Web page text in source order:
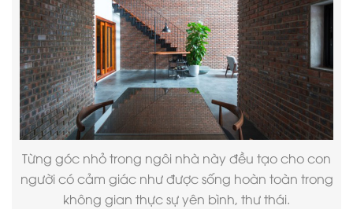
Từng góc nhỏ trong ngôi nhà này đều tạo cho con
người có cảm giác như được sống hoàn toàn trong
không gian thực sự yên bình, thư thái.